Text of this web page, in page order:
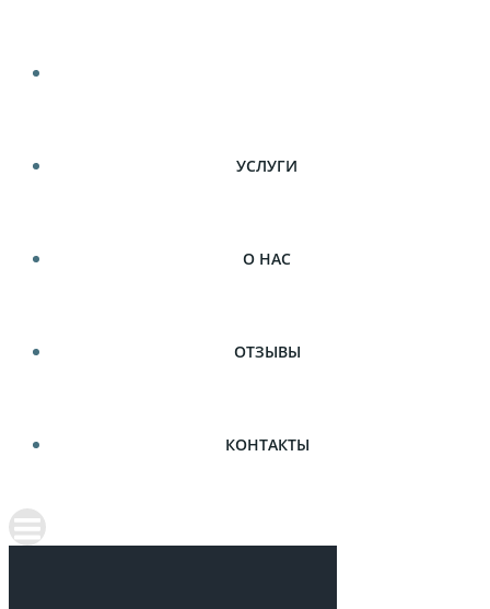
УСЛУГИ
О НАС
ОТЗЫВЫ
КОНТАКТЫ